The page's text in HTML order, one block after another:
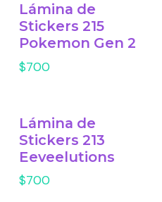
Lámina de
Stickers 215
Pokemon Gen 2
$700
Lámina de
Stickers 213
Eeveelutions
$700